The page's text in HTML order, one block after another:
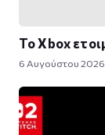
Το Xbox
6 Αυγούστου 2026